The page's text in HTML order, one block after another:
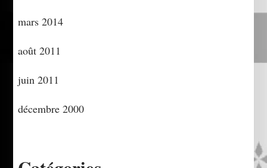
mars 2014
août 2011
juin 2011
décembre 2000